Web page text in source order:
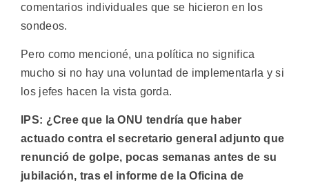
comentarios individuales que se hicieron en los
sondeos.
Pero como mencioné, una política no significa
mucho si no hay una voluntad de implementarla y si
los jefes hacen la vista gorda.
IPS: ¿Cree que la ONU tendría que haber
actuado contra el secretario general adjunto que
renunció de golpe, pocas semanas antes de su
jubilación, tras el informe de la Oficina de